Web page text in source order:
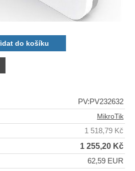
PV:PV232632
MikroTik
1 518,79 Kč
1 255,20 Kč
62,59 EUR